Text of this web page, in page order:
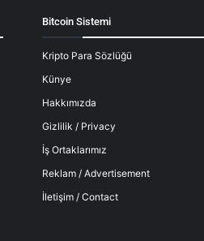
Bitcoin Sistemi
Kripto Para Sözlüğü
Künye
Hakkımızda
Gizlilik / Privacy
İş Ortaklarımız
Reklam / Advertisement
İletişim / Contact